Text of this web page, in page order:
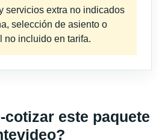
servicios extra no indicados
selección de asiento o
no incluido en tarifa.
cotizar este paquete